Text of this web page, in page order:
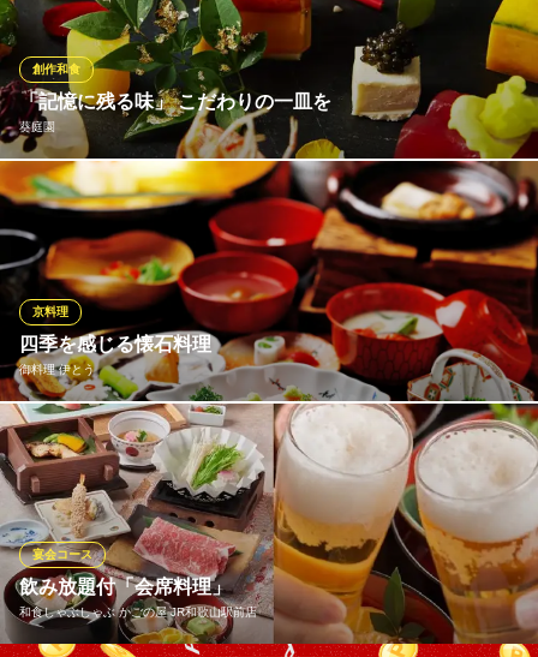
いなか家
心安らぐ和風居酒屋
ＪＲ和歌山駅 徒歩4分
和歌山県和歌山市美園町4-50
「記憶に残る味」 こだわりの一皿を
葵庭園
創作和食
厳選された四季折々の食材を活かし、時代を紡ぐ美しい伝統を継
承した和のスタイルで美食の一皿をお愉しみください
葵庭園
徳川家ゆかりの日本庭園
わかやま電鉄貴志川線田中口駅 徒歩26分
和歌山県和歌山市谷町38
四季を感じる懐石料理
御料理 伊とう
京料理
季節の食材をふんだんに使った懐石料理は、一番おいしい時期に
一番おいしいものをご提供しています。優しく作り上げた京料理
を味わいながら、目を閉じると広がる季節を感じながら安らげる
ひと時をお過ごしください。
御料理 伊とう
日本料理 京料理
ＪＲ和歌山駅 徒歩3分
和歌山県和歌山市田中町5-4-6
飲み放題付「会席料理」
和食しゃぶしゃぶ かごの屋 JR和歌山駅前店
宴会コース